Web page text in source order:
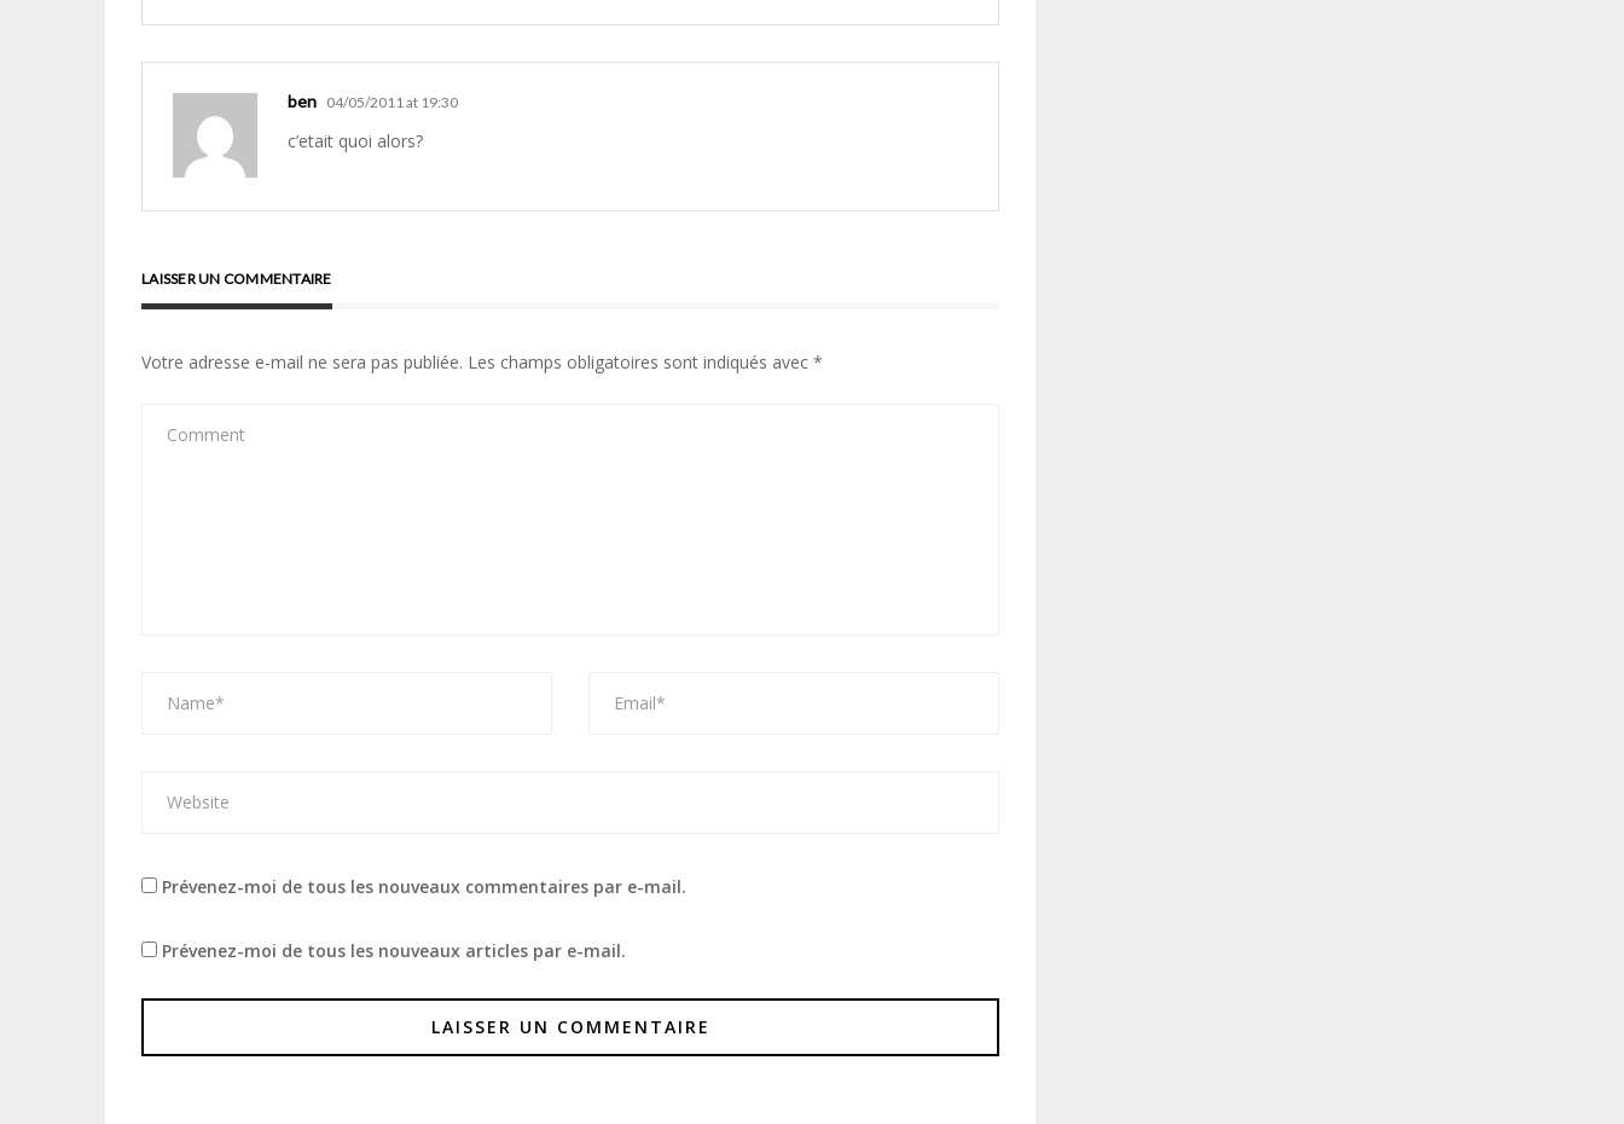
ben 04/05/2011 at 19:30
c’etait quoi alors?
LAISSER UN COMMENTAIRE
Votre adresse e-mail ne sera pas publiée. Les champs obligatoires sont indiqués avec *
Prévenez-moi de tous les nouveaux commentaires par e-mail.
Prévenez-moi de tous les nouveaux articles par e-mail.